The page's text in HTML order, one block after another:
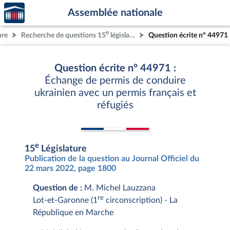
Aller au contenu
Aller en bas de la page
Accèder
à la
page
d'accueil
Assemblée nationale
Recherche de questions 15e législature Question écrite n° 44971
Question écrite n° 44971 :
Échange de permis de conduire
ukrainien avec un permis français et
réfugiés
15e Législature
Publication de la question au Journal Officiel du
22 mars 2022, page 1800
Question de : M. Michel Lauzzana
Lot-et-Garonne (1 re circonscription) - La
République en Marche